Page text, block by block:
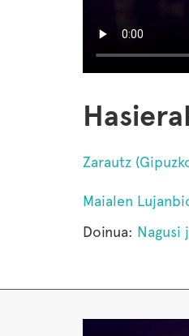
Zarautz
Maialen
Doinua: Nagusi